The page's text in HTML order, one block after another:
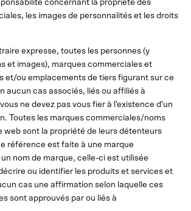
concernant la propriété des
les images de personnalités et les droits
expresse, toutes les personnes (y
et images), marques commerciales et
et/ou emplacements de tiers figurant sur ce
aucun cas associés, liés ou affiliés à
ne devez pas vous fier à l'existence d'un
Toutes les marques commerciales/noms
web sont la propriété de leurs détenteurs
référence est faite à une marque
nom de marque, celle-ci est utilisée
ou identifier les produits et services et
cas une affirmation selon laquelle ces
sont approuvés par ou liés à